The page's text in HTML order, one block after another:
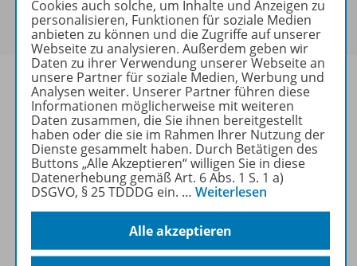
Studenten/Studentinnen und Universitätslehrenden
erworben werden.
Produktinformationen
Beschreibung
Lizenzbedingungen
Cookies auch solche, um Inhalte und Anzeigen zu
personalisieren, Funktionen für soziale Medien
anbieten zu können und die Zugriffe auf unserer
Webseite zu analysieren. Außerdem geben wir
Daten zu ihrer Verwendung unserer Webseite an
unsere Partner für soziale Medien, Werbung und
Analysen weiter. Unserer Partner führen diese
Informationen möglicherweise mit weiteren
Daten zusammen, die Sie ihnen bereitgestellt
haben oder die sie im Rahmen Ihrer Nutzung der
Dienste gesammelt haben. Durch Betätigen des
Buttons „Alle Akzeptieren“ willigen Sie in diese
Datenerhebung gemäß Art. 6 Abs. 1 S. 1 a)
DSGVO, § 25 TDDDG ein. … Weiterlesen
Alle akzeptieren